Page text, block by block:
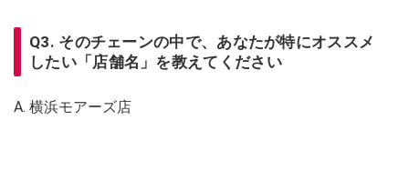
Q3. そのチェーンの中で、あなたが特にオススメ
したい「店舗名」を教えてください
A. 横浜モアーズ店